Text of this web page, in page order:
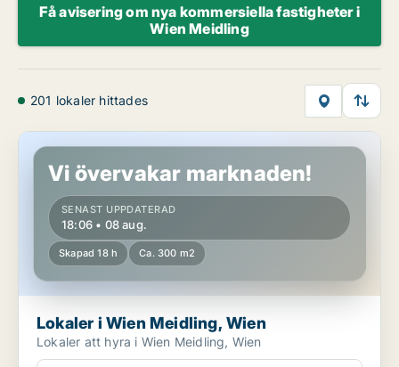
Få avisering om nya kommersiella fastigheter i
Wien Meidling
201 lokaler hittades
Lokaler i Wien Meidling, Wien
Vi övervakar marknaden!
SENAST UPPDATERAD
18:06 • 08 aug.
Skapad 18 h Ca. 300 m2
Lokaler i Wien Meidling, Wien
Lokaler att hyra i Wien Meidling, Wien